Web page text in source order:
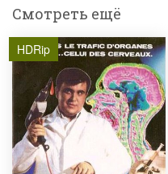
Смотреть ещё
HDRip